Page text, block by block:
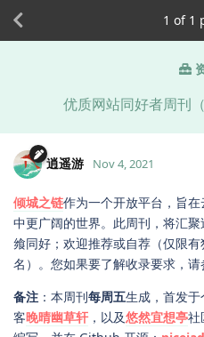
优质网站同好者周刊
1 of 1
逍遥游 Nov 4, 2021
倾城之链作为一个开放平台，旨
中更广阔的世界。此周刊，将汇聚
飨同好；欢迎推荐或自荐（仅限
名）。您如果要了解收录要求，请
备注 ：本周刊每周五生成，首发
客晚晴幽草轩 ，以及悠然宜想亭社